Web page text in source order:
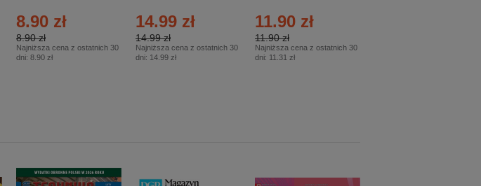
8.90 zł
8.90 zł
Najniższa cena z ostatnich 30
dni: 8.90 zł
14.99 zł
14.99 zł
Najniższa cena z ostatnich 30
dni: 14.99 zł
11.90 zł
11.90 zł
Najniższa cena z ostatnich 30
dni: 11.31 zł